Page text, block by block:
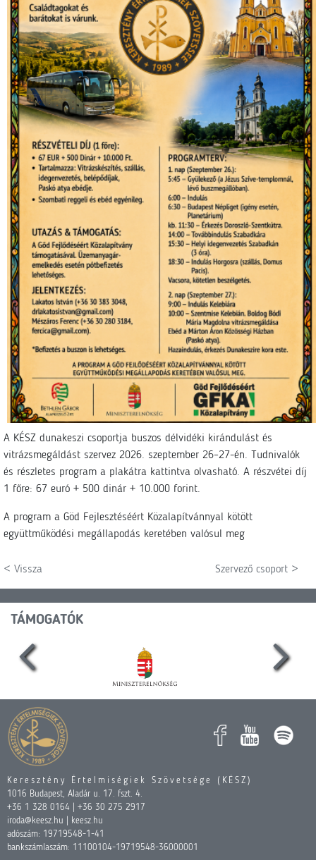
A KÉSZ dunakeszi csoportja buszos délvidéki kirándulást és
vitrázsmegáldást szervez 2026. szeptember 26–27-én. Tudnivalók
és részletes program a plakátra kattintva olvasható. A részvétei díj
1 főre: 67 euró + 500 dinár + 10.000 forint.
A program a Göd Fejlesztéséért Közalapítvánnyal kötött
együttműködési megállapodás keretében valósul meg
< Vissza Szervező csoport >
TÁMOGATÓK
Keresztény Értelmiségiek Szövetsége (KÉSZ)
1016 Budapest, Aladár u. 17. fszt. 4.
+36 1 328 0164 | +36 30 275 2917
iroda@keesz.hu | keesz.hu
adószám: 19719548-1-41
bankszámlaszám: 11100104-19719548-36000001